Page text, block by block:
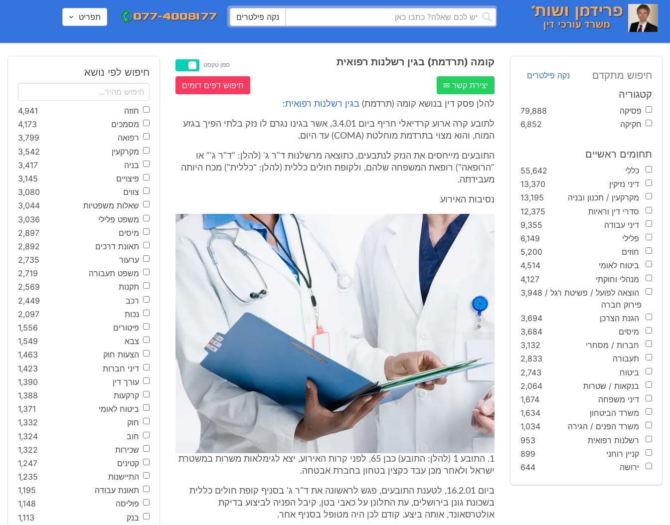
נקה פילטרים תפריט
חיפוש מתקדם נקה פילטרים
קטגוריה
פסיקה
79,888
חקיקה
6,852
תחומים ראשיים
כללי
55,642
דיני נזיקין
13,370
מקרקעין / תכנון ובניה
13,195
סדרי דין וראיות
12,375
דיני עבודה
9,355
פלילי
6,149
חוזים
5,200
ביטוח לאומי
4,514
מנהלי וחוקתי
4,127
הוצאה לפועל / פשיטת רגל /
פירוק חברה
3,948
הגנת הצרכן
3,694
מיסים
3,684
חברות / מסחרי
3,132
תעבורה
2,833
ביטוח
2,743
בנקאות / שטרות
2,064
דיני משפחה
1,674
משרד הביטחון
1,634
משרד הפנים / הגירה
1,034
רשלנות רפואית
953
קניין רוחני
899
ירושה
644
קומה (תרדמת) בגין רשלנות רפואית סמן טקסט
יצירת קשר ✉ חיפוש דפים דומים
להלן פסק דין בנושא קומה (תרדמת) בגין רשלנות רפואית:
לתובע קרה ארוע קרדיאלי חריף ביום 3.4.01, אשר בגינו נגרם לו נזק בלתי הפיך בגזע
המוח, והוא מצוי בתרדמת מוחלטת (COMA) עד היום.
התובעים מייחסים את הנזק לנתבעים, כתוצאה מרשלנות ד"ר ג' (להלן: "ד"ר ג'" או
"הרופאה") רופאת המשפחה שלהם, ולקופת חולים כללית (להלן: "כללית") מכח היותה
מעבידתה.
נסיבות האירוע
1. התובע 1 (להלן: התובע) כבן 65, לפני קרות האירוע, יצא לגימלאות משרות במשטרת
ישראל ולאחר מכן עבד כקצין בטחון בחברת אבטחה.
ביום 16.2.01, לטענת התובעים, פגש לראשונה את ד"ר ג' בסניף קופת חולים כללית
בשכונת גונן בירושלים, עת התלונן על כאבי בטן, קיבל הפניה לביצוע בדיקת
אולטרסאונד, אותה ביצע. קודם לכן היה מטופל בסניף אחר.
חיפוש לפי נושא
חוזה
4,941
מסמכים
4,173
רפואה
3,799
מקרקעין
3,542
בניה
3,417
פיצויים
3,145
צווים
3,080
שאלות משפטיות
3,044
משפט פלילי
3,036
מיסים
2,897
תאונת דרכים
2,892
ערעור
2,735
משפט תעבורה
2,719
תקנות
2,569
רכב
2,449
נכות
2,097
פיטורים
1,556
צבא
1,549
הצעות חוק
1,463
דיני חברות
1,423
עורך דין
1,390
קרקעות
1,388
ביטוח לאומי
1,371
חוק
1,332
חוב
1,324
שכירות
1,322
קטינים
1,247
התיישנות
1,235
תאונת עבודה
1,195
פוליסה
1,148
בנק
1,113